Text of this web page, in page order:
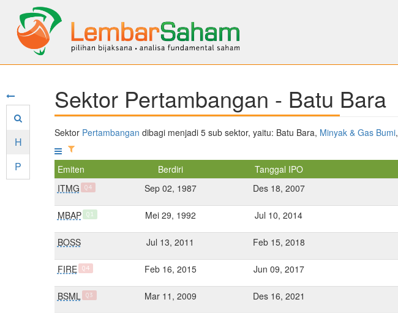
H
P
Sektor Pertambangan - Batu Bara
Sektor Pertambangan dibagi menjadi 5 sub sektor, yaitu: Batu Bara, Minyak & Gas Bumi,
Emiten
Berdiri Tanggal IPO
ITMG
Q4 Sep 02, 1987 Des 18, 2007
MBAP Q1 Mei 29, 1992 Jul 10, 2014
BOSS Jul 13, 2011 Feb 15, 2018
FIRE Q4 Feb 16, 2015 Jun 09, 2017
BSML Q3 Mar 11, 2009 Des 16, 2021